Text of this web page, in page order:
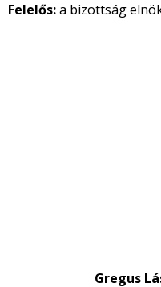
Felelős:a bizottság